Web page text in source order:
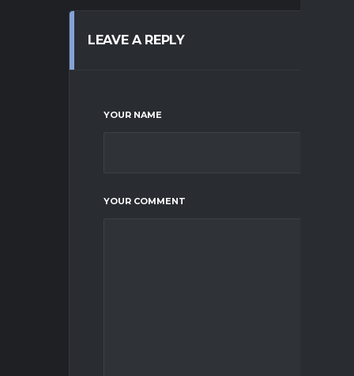
LEAVE A REPLY
YOUR NAME
YOUR COMMENT